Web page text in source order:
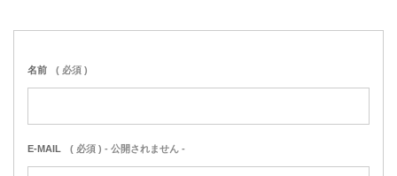
名前 ( 必須 )
E-MAIL ( 必須 ) - 公開されません -